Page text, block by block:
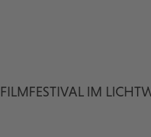
IM